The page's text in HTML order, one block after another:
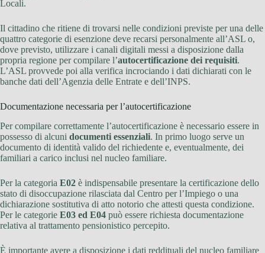
Locali.
Il cittadino che ritiene di trovarsi nelle condizioni previste per una delle
quattro categorie di esenzione deve recarsi personalmente all’ASL o,
dove previsto, utilizzare i canali digitali messi a disposizione dalla
propria regione per compilare l’autocertificazione dei requisiti.
L’ASL provvede poi alla verifica incrociando i dati dichiarati con le
banche dati dell’Agenzia delle Entrate e dell’INPS.
Documentazione necessaria per l’autocertificazione
Per compilare correttamente l’autocertificazione è necessario essere in
possesso di alcuni documenti essenziali. In primo luogo serve un
documento di identità valido del richiedente e, eventualmente, dei
familiari a carico inclusi nel nucleo familiare.
Per la categoria E02 è indispensabile presentare la certificazione dello
stato di disoccupazione rilasciata dal Centro per l’Impiego o una
dichiarazione sostitutiva di atto notorio che attesti questa condizione.
Per le categorie E03 ed E04 può essere richiesta documentazione
relativa al trattamento pensionistico percepito.
È importante avere a disposizione i dati reddituali del nucleo familiare